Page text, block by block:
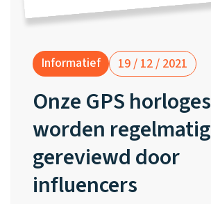
Informatief 19 / 12 / 2021
Onze GPS horloges
worden regelmatig
gereviewd door
influencers